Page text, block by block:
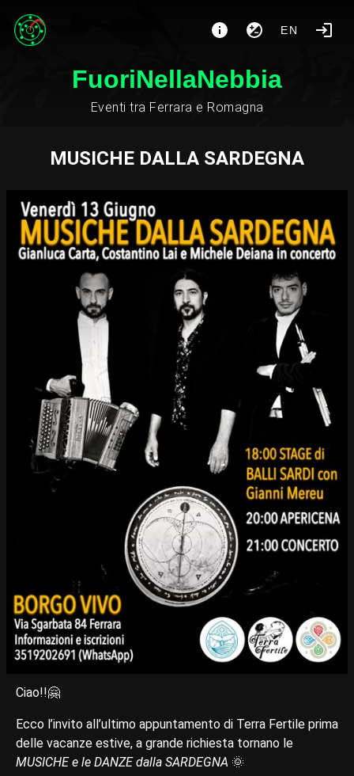
EN
FuoriNellaNebbia
Eventi tra Ferrara e Romagna
MUSICHE DALLA SARDEGNA
Ciao!!🤗
Ecco l’invito all’ultimo appuntamento di Terra Fertile prima
delle vacanze estive, a grande richiesta tornano le
MUSICHE e le DANZE dalla SARDEGNA 🌞